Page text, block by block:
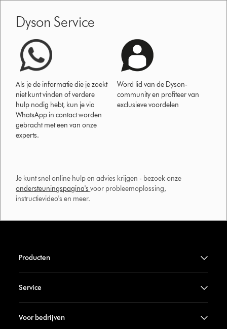
Dyson Service
Als je de informatie die je zoekt
niet kunt vinden of verdere
hulp nodig hebt, kun je via
WhatsApp in contact worden
gebracht met een van onze
experts.
Word lid van de Dyson-
community en profiteer van
exclusieve voordelen
Je kunt snel online hulp en advies krijgen - bezoek onze
ondersteuningspagina's voor probleemoplossing,
instructievideo's en meer.
Producten
Service
Voor bedrijven